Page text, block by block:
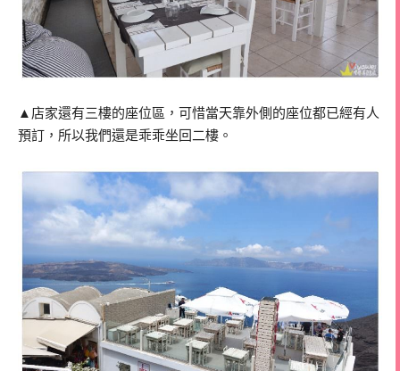
▲店家還有三樓的座位區，可惜當天靠外側的座位都已經有人
預訂，所以我們還是乖乖坐回二樓。